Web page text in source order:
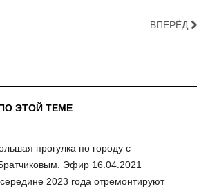
ВПЕРЁД
ЭТОЙ ТЕМЕ
прогулка по городу с
Эфир 16.04.2021
2023 года отремонтируют